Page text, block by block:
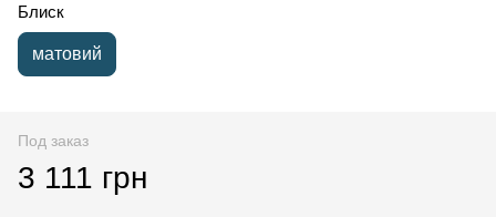
Блиск
матовий
Под заказ
3 111 грн